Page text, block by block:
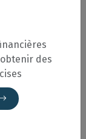
des